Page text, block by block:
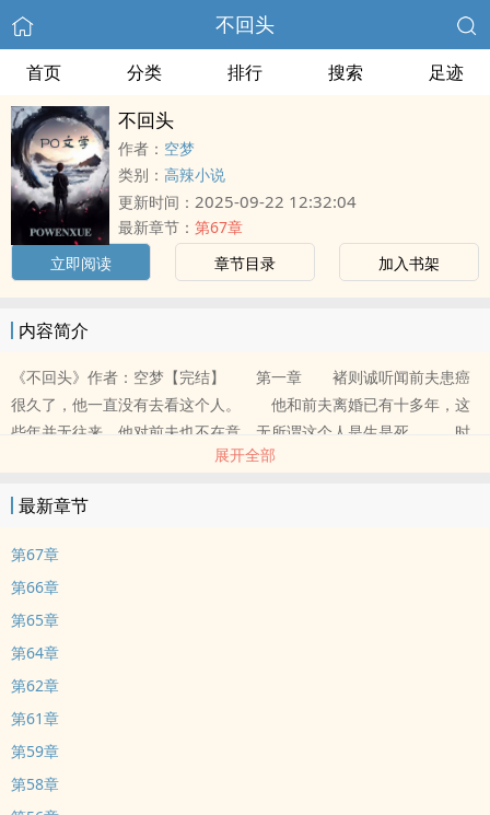
不回头
首页 分类 排行 搜索 足迹
不回头
作者： 空梦
类别： 高辣小说
更新时间： 2025-09-22 12:32:04
最新章节： 第67章
立即阅读
章节目录 加入书架
内容简介
《不回头》作者：空梦【完结】 第一章 褚则诚听闻前夫患癌
很久了，他一直没有去看这个人。 他和前夫离婚已有十多年，这
些年并无往来，他对前夫也不在意，无所谓这个人是生是死。 时
展开全部
最新章节
第67章
第66章
第65章
第64章
第62章
第61章
第59章
第58章